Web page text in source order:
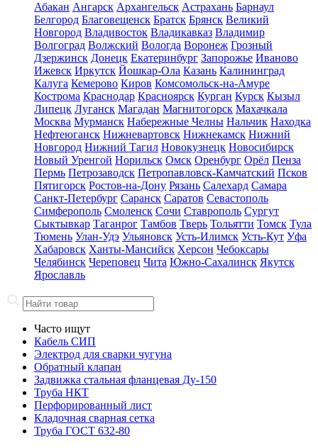
Абакан Ангарск Архангельск Астрахань Барнаул
Белгород Благовещенск Братск Брянск Великий
Новгород Владивосток Владикавказ Владимир
Волгоград Волжский Вологда Воронеж Грозный
Дзержинск Донецк Екатеринбург Запорожье Иваново
Ижевск Иркутск Йошкар-Ола Казань Калининград
Калуга Кемерово Киров Комсомольск-на-Амуре
Кострома Краснодар Красноярск Курган Курск Кызыл
Липецк Луганск Магадан Магнитогорск Махачкала
Москва Мурманск Набережные Челны Нальчик Находка
Нефтеюганск Нижневартовск Нижнекамск Нижний
Новгород Нижний Тагил Новокузнецк Новосибирск
Новый Уренгой Норильск Омск Оренбург Орёл Пенза
Пермь Петрозаводск Петропавловск-Камчатский Псков
Пятигорск Ростов-на-Дону Рязань Салехард Самара
Санкт-Петербург Саранск Саратов Севастополь
Симферополь Смоленск Сочи Ставрополь Сургут
Сыктывкар Таганрог Тамбов Тверь Тольятти Томск Тула
Тюмень Улан-Удэ Ульяновск Усть-Илимск Усть-Кут Уфа
Хабаровск Ханты-Мансийск Херсон Чебоксары
Челябинск Череповец Чита Южно-Сахалинск Якутск
Ярославль
Часто ищут
Кабель СИП
Электрод для сварки чугуна
Обратный клапан
Задвижка стальная фланцевая Ду-150
Труба НКТ
Перфорированный лист
Кладочная сварная сетка
Труба ГОСТ 632-80